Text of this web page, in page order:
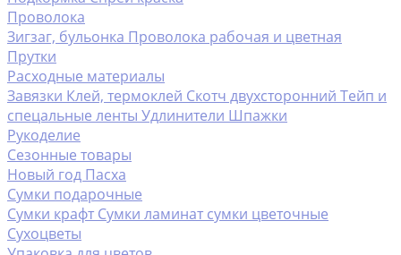
Проволока
Зигзаг, бульонка Проволока рабочая и цветная
Прутки
Расходные материалы
Завязки Клей, термоклей Скотч двухсторонний Тейп и
спецальные ленты Удлинители Шпажки
Рукоделие
Сезонные товары
Новый год Пасха
Сумки подарочные
Сумки крафт Сумки ламинат сумки цветочные
Сухоцветы